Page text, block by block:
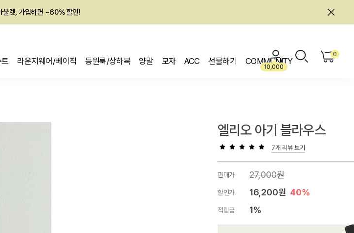
울렛, 가입하면 ~60% 할인!
라운지웨어/베이직 등원룩/상하복 양말 모자 ACC 선물하기 COMMUNITY
10,000
0
엘리오 아기 블라우스
7개 리뷰 보기
판매가 27,000원
할인가 16,200원 40%
적립금 1%